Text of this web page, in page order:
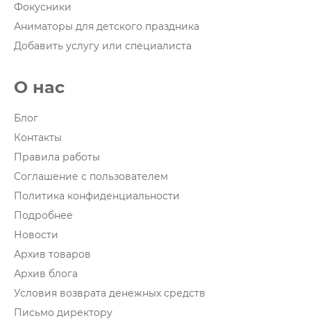
Фокусники
Аниматоры для детского праздника
Добавить услугу или специалиста
О нас
Блог
Контакты
Правила работы
Соглашение с пользователем
Политика конфиденциальности
Подробнее
Новости
Архив товаров
Архив блога
Условия возврата денежных средств
Письмо директору